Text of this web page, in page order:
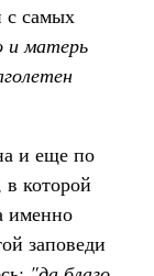
с самых
и матерь
и еще по
которой
именно
заповеди